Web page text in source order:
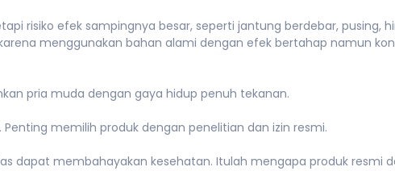
risiko efek sampingnya besar, seperti jantung berdebar, pusing,
menggunakan bahan alami dengan efek bertahap namun
pria muda dengan gaya hidup penuh tekanan.
memilih produk dengan penelitian dan izin resmi.
dapat membahayakan kesehatan. Itulah mengapa produk resmi